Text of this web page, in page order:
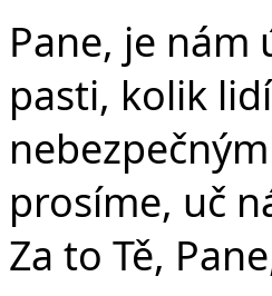
Pane, je
pasti, kolik
prosíme, uč
Za to Tě,